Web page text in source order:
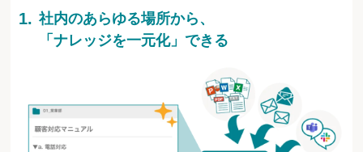
社内のあらゆる場所から、
「ナレッジを一元化」できる